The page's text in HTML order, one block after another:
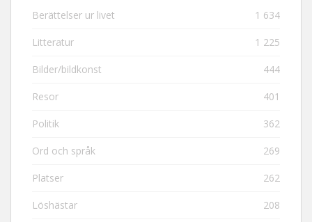
Berättelser ur livet 1 634
Litteratur 1 225
Bilder/bildkonst 444
Resor 401
Politik 362
Ord och språk 269
Platser 262
Löshästar 208